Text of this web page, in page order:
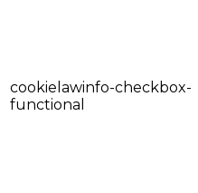
cookielawinfo-checkbox-
functional